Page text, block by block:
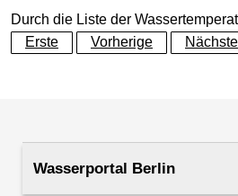
Durch die Liste der
Erste
Vorherige Nächste
Wasserportal Berlin